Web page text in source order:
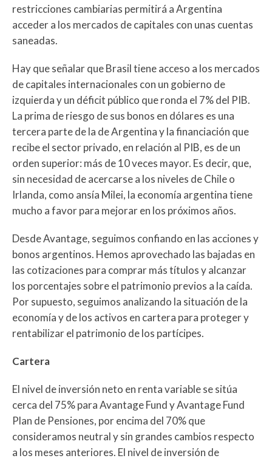
restricciones cambiarias permitirá a Argentina
acceder a los mercados de capitales con unas cuentas
saneadas.
Hay que señalar que Brasil tiene acceso a los mercados
de capitales internacionales con un gobierno de
izquierda y un déficit público que ronda el 7% del PIB.
La prima de riesgo de sus bonos en dólares es una
tercera parte de la de Argentina y la financiación que
recibe el sector privado, en relación al PIB, es de un
orden superior: más de 10 veces mayor. Es decir, que,
sin necesidad de acercarse a los niveles de Chile o
Irlanda, como ansía Milei, la economía argentina tiene
mucho a favor para mejorar en los próximos años.
Desde Avantage, seguimos confiando en las acciones y
bonos argentinos. Hemos aprovechado las bajadas en
las cotizaciones para comprar más títulos y alcanzar
los porcentajes sobre el patrimonio previos a la caída.
Por supuesto, seguimos analizando la situación de la
economía y de los activos en cartera para proteger y
rentabilizar el patrimonio de los partícipes.
Cartera
El nivel de inversión neto en renta variable se sitúa
cerca del 75% para Avantage Fund y Avantage Fund
Plan de Pensiones, por encima del 70% que
consideramos neutral y sin grandes cambios respecto
a los meses anteriores. El nivel de inversión de